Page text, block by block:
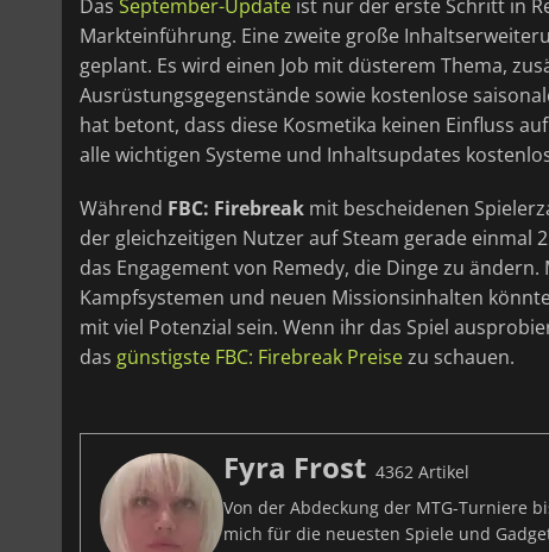
Das September-Update ist nur der erste Schritt in
Markteinführung. Eine zweite große
geplant. Es wird einen Job mit düsterem Thema,
Ausrüstungsgegenstände sowie kostenlose
hat betont, dass diese Kosmetika keinen Einfluss
alle wichtigen Systeme und Inhaltsupdates
Während FBC: Firebreak mit bescheidenen
der gleichzeitigen Nutzer auf Steam gerade
das Engagement von Remedy, die Dinge zu
Kampfsystemen und neuen Missionsinhalten
mit viel Potenzial sein. Wenn ihr das Spiel
das günstigste FBC: Firebreak Preisezu schauen.
Fyra Frost 4362 Artikel
Von der Abdeckung der MTG-Turniere
mich für die neuesten Spiele und